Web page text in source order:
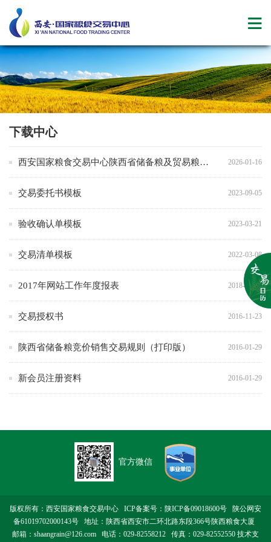
下载中心
西安国家粮食交易中心陕西省储备粮及贸易粮竞价交易合同 2026-01-16
交易委托书模板 2023-09-05
验收确认单模板 2023-03-21
交易清单模板 2022-03-08
2017年网站工作年度报表 2018-02-26
交易授权书 2016-11-23
陕西省储备粮竞价销售交易规则（打印版） 2016-01-29
新会员注册资料 2016-01-29
官方微信
版权所有：西安国家粮食交易中心 ICP备案号： 陕ICP备09018600号
陕公网安
备61019702000143号地址：陕西省西安市二环北路东段366号陕西粮食大厦
邮箱：shaangrain@126.com 电话：029-82558212 传真：029-82552550 技术支